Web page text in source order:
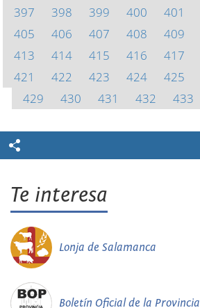
397
398 399 400 401
405
406 407 408 409
413
414 415 416 417
421
422 423 424 425
429
430 431 432 433
Te interesa
Lonja de Salamanca
Boletín Oficial de la Provincia